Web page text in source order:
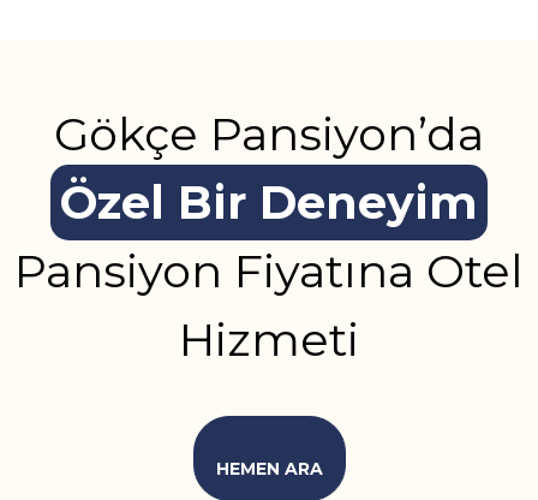
Gökçe Pansiyon’da
Özel Bir Deneyim
Pansiyon Fiyatına Otel
Hizmeti
HEMEN ARA